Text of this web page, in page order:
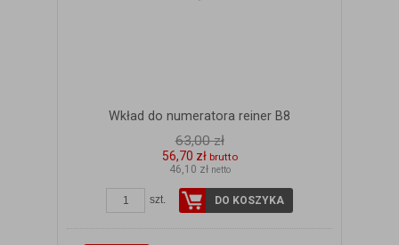
Wkład do numeratora reiner B8
63,00 zł
56,70 zł brutto
46,10 zł netto
szt. DO KOSZYKA